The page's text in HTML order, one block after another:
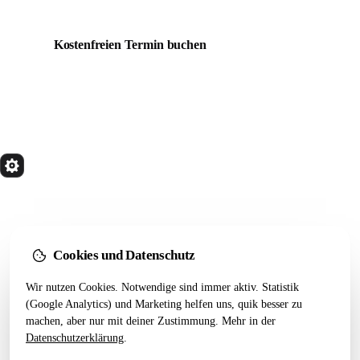
Kostenfreien Termin buchen
LEISTUNGEN
Alle Leistungen
Webseiten Aufbau
RESSOURCEN
Startseiten-Test
Webdesign 2026
Cookies und Datenschutz
Wir nutzen Cookies. Notwendige sind immer aktiv. Statistik
(Google Analytics) und Marketing helfen uns, quik besser zu
machen, aber nur mit deiner Zustimmung. Mehr in der
Datenschutzerklärung